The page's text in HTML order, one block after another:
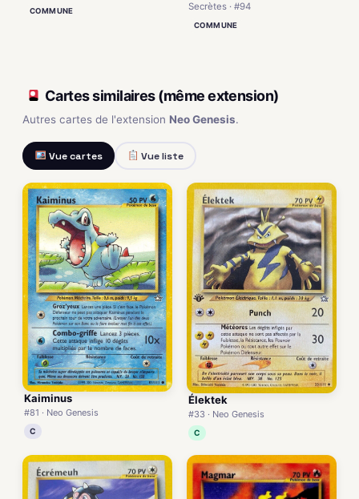
COMMUNE
Secrètes · #94
COMMUNE
Cartes similaires (même extension)
Autres cartes de l'extension Neo Genesis.
Vue cartes Vue liste
Kaiminus
#81 · Neo Genesis
C
Élektek
#33 · Neo Genesis
C